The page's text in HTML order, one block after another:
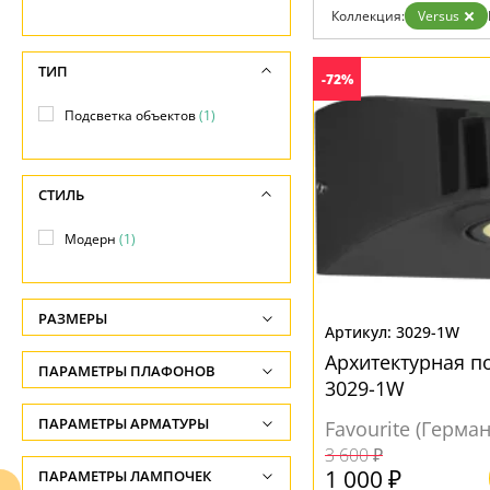
Установка
Дизайнерам
Контакты
Коллекция: Versus
-72%
3029-1W
Архитектурная
3029-1W
Favourite
3 600 ₽
1 000 ₽
ТИП
Подсветка объектов(1)
СТИЛЬ
Модерн (1)
РАЗМЕРЫ
Высота, см
-
Ширина, см
-
ПАРАМЕТРЫ ПЛАФОНОВ
ПОВЕРХНОСТЬ
Матовый(1)
ПАРАМЕТРЫ АРМАТУРЫ
ЦВЕТ АРМАТУРЫ
ПАРАМЕТРЫ ЛАМПОЧЕК